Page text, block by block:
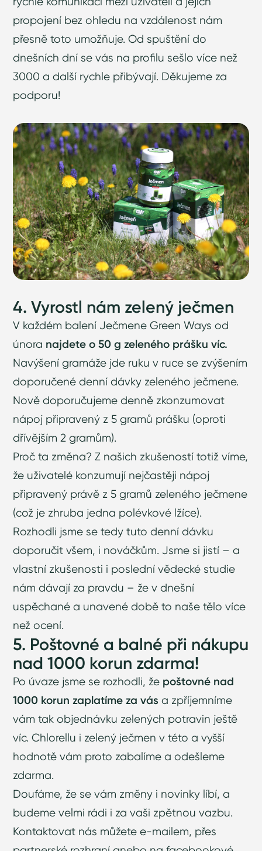
propojení bez ohledu na vzdálenost nám
přesně toto umožňuje. Od spuštění do
dnešních dní se vás na profilu sešlo více než
3000 a další rychle přibývají. Děkujeme za
podporu!
4. Vyrostl nám zelený ječmen
V každém balení Ječmene Green Ways od
února najdete o 50 g zeleného prášku víc.
Navýšení gramáže jde ruku v ruce se zvýšením
doporučené denní dávky zeleného ječmene.
Nově doporučujeme denně zkonzumovat
nápoj připravený z 5 gramů prášku (oproti
dřívějším 2 gramům).
Proč ta změna? Z našich zkušeností totiž víme,
že uživatelé konzumují nejčastěji nápoj
připravený právě z 5 gramů zeleného ječmene
(což je zhruba jedna polévkové lžíce).
Rozhodli jsme se tedy tuto denní dávku
doporučit všem, i nováčkům. Jsme si jistí – a
vlastní zkušenosti i poslední vědecké studie
nám dávají za pravdu – že v dnešní
uspěchané a unavené době to naše tělo více
než ocení.
5. Poštovné a balné při nákupu
nad 1000 korun zdarma!
Po úvaze jsme se rozhodli, že poštovné nad
1000 korun zaplatíme za vás a zpříjemníme
vám tak objednávku zelených potravin ještě
víc. Chlorellu i zelený ječmen v této a vyšší
hodnotě vám proto zabalíme a odešleme
zdarma.
Doufáme, že se vám změny i novinky líbí, a
budeme velmi rádi i za vaši zpětnou vazbu.
Kontaktovat nás můžete e-mailem, přes